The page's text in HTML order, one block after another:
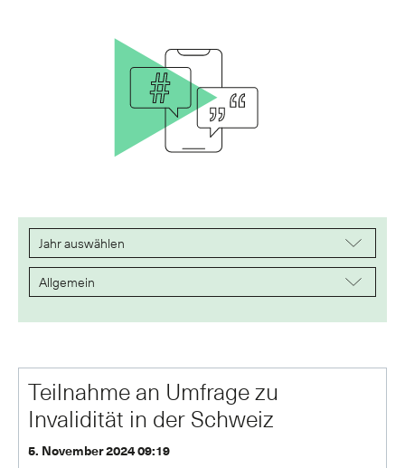
Teilnahme an Umfrage zu
Invalidität in der Schweiz
5. November 2024 09:19